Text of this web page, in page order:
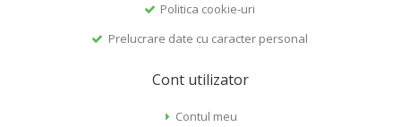
Politica cookie-uri
Prelucrare date cu caracter personal
Cont utilizator
Contul meu